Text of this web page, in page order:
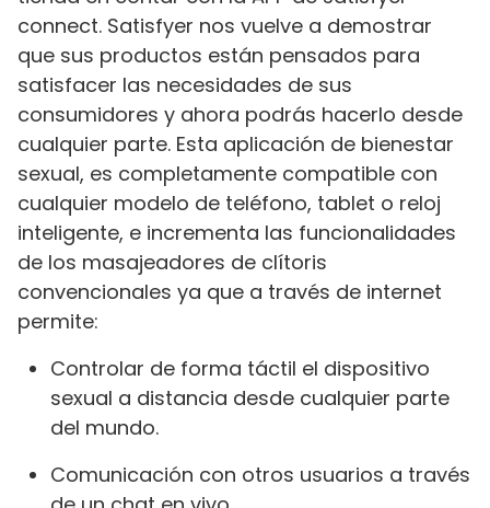
connect. Satisfyer nos vuelve a demostrar
que sus productos están pensados para
satisfacer las necesidades de sus
consumidores y ahora podrás hacerlo desde
cualquier parte. Esta aplicación de bienestar
sexual, es completamente compatible con
cualquier modelo de teléfono, tablet o reloj
inteligente, e incrementa las funcionalidades
de los masajeadores de clítoris
convencionales ya que a través de internet
permite:
Controlar de forma táctil el dispositivo
sexual a distancia desde cualquier parte
del mundo.
Comunicación con otros usuarios a través